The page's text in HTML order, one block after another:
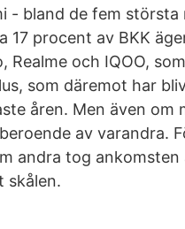
- bland de fem
17 procent av BKK
Realme och IQOO,
som däremot har
åren. Men även om
av varandra.
andra tog
skålen.